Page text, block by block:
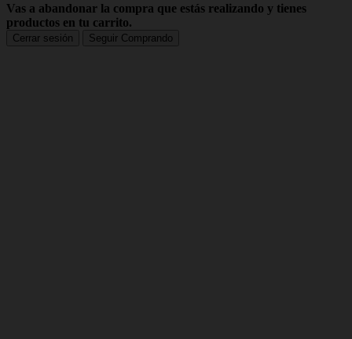
Vas a abandonar la compra que estás realizando y tienes
productos en tu carrito.
Cerrar sesión Seguir Comprando